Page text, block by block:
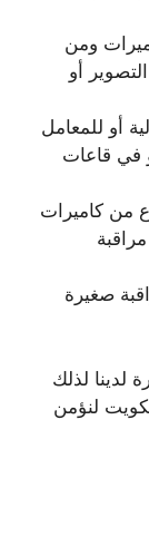
ومن
أو
أو للمعامل
في قاعات
من كاميرات
صغيرة
لدينا لذلك
لنؤمن